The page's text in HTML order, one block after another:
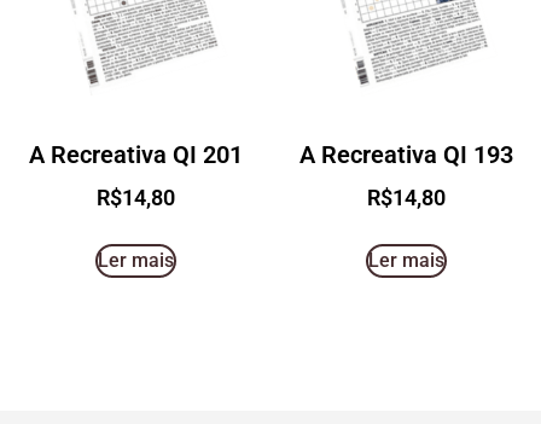
A Recreativa QI 201
R$14,80
Ler mais
A Recreativa QI 193
R$14,80
Ler mais